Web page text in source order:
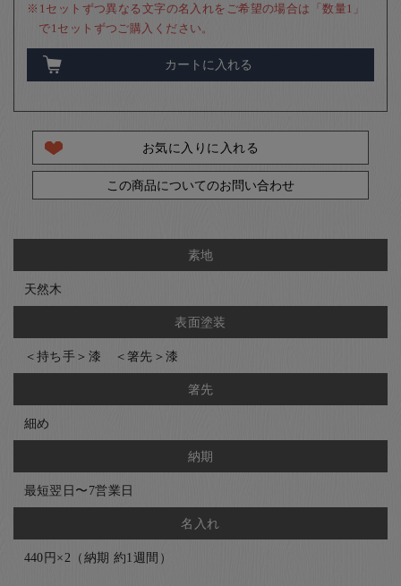
※1セットずつ異なる文字の名入れをご希望の場合は「数量1」
で1セットずつご購入ください。
カートに入れる
お気に入りに入れる
この商品についてのお問い合わせ
素地
天然木
表面塗装
＜持ち手＞漆 ＜箸先＞漆
箸先
細め
納期
最短翌日〜7営業日
名入れ
440円×2（納期 約1週間）